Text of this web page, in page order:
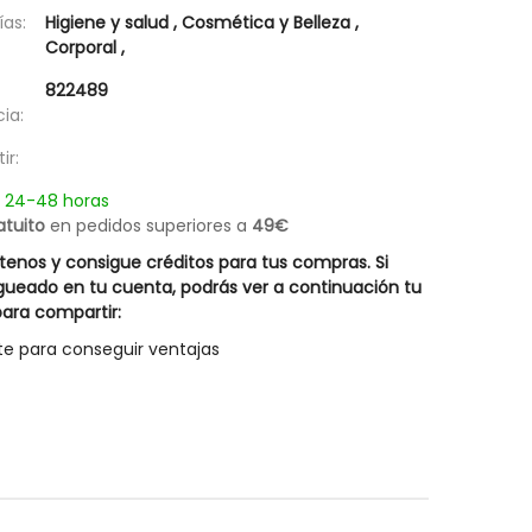
Higiene y salud , Cosmética y Belleza ,
Corporal ,
822489
24-48 horas
en pedidos superiores a 49€
y consigue créditos para tus compras. Si
en tu cuenta, podrás ver a continuación tu
compartir:
para conseguir ventajas
Champú Descamaciones Liposín